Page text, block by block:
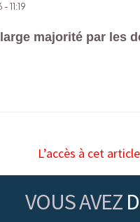
11:19
majorité par les
L’accès à cet
VOUS AVEZ